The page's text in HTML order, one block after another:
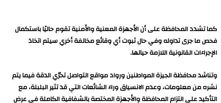
كما تشدد المحافظة على أن الأجهزة المعنية والأمنية تقوم حاليًا باستكمال
فحص ما جرى تداوله وفي حال ثبوت أي وقائع مخالفة أخري سيتم اتخاذ
الإجراءات القانونية اللازمة حيالها.
وتناشد محافظة الجيزة المواطنين ورواد مواقع التواصل تحرّي الدقة فيما يتم
نشره من معلومات، وعدم الانسياق وراء الشائعات التي قد تثير البلبلة، مع
التأكيد على التزام المحافظة والأجهزة المختصة بالشفافية الكاملة في عرض